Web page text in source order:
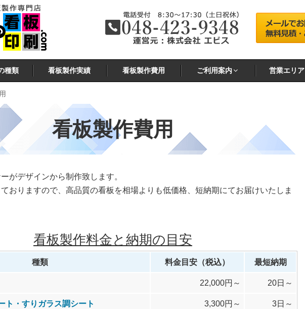
種類 看板製作実績 看板製作費用 ご利用案内 営業エリア
看板製作費用
がデザインから制作致します。
おりますので、高品質の看板を相場よりも低価格、短納期にてお届けいたしま
看板製作料金と納期の目安
種類 料金目安（税込） 最短納期
22,000円～ 20日～
ト・すりガラス調シート 3,300円～ 3日～